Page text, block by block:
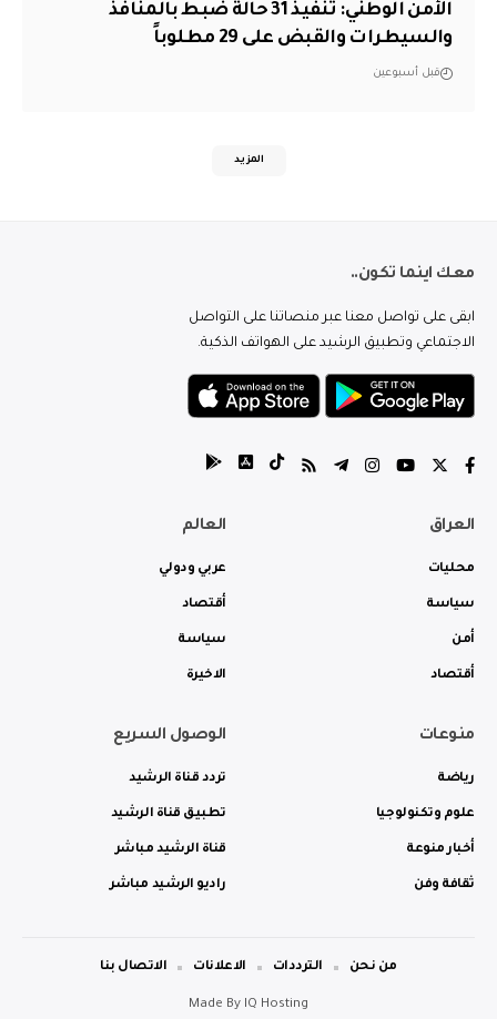
الأمن الوطني: تنفيذ 31 حالة ضبط بالمنافذ
والسيطرات والقبض على 29 مطلوباً
قبل أسبوعين
المزيد
معك اينما تكون..
ابقى على تواصل معنا عبر منصاتنا على التواصل
الاجتماعي وتطبيق الرشيد على الهواتف الذكية.
العراق
محليات
سياسة
أمن
أقتصاد
العالم
عربي ودولي
أقتصاد
سياسة
الاخيرة
منوعات
رياضة
علوم وتكنولوجيا
أخبار منوعة
ثقافة وفن
الوصول السريع
تردد قناة الرشيد
تطبيق قناة الرشيد
قناة الرشيد مباشر
راديو الرشيد مباشر
Made By IQ Hosting
من نحن الترددات الاعلانات الاتصال بنا